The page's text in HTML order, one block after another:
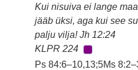
Kui nisuiva ei lange
jääb üksi, aga kui see
palju vilja! Jh 12:24
KLPR 224
Ps 84:6–10,13;5Ms